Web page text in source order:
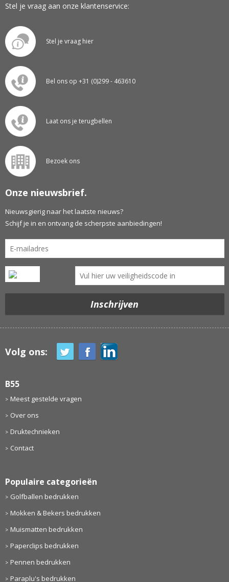
Stel je vraag aan onze klantenservice:
Stel je vraag hier
Bel ons op +31 (0)299 - 463610
Laat ons je terugbellen
Bezoek ons
Onze nieuwsbrief.
Nieuwsgierig naar het laatste nieuws?
Schijf je in en ontvang de scherpste aanbiedingen!
Volg ons:
B55
Meest gestelde vragen
Over ons
Druktechnieken
Contact
Populaire categorieën
Golfballen bedrukken
Mokken & Bekers bedrukken
Muismatten bedrukken
Paperclips bedrukken
Pennen bedrukken
Paraplu's bedrukken